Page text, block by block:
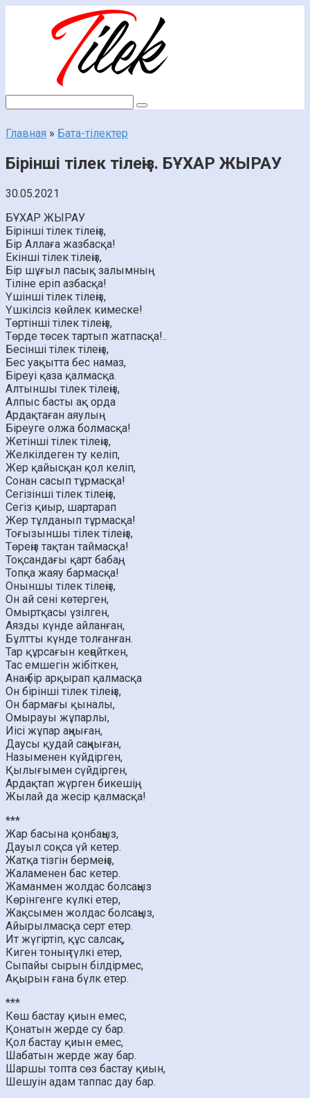
Главная » Бата-тілектер
Бірінші тілек тілеңіз. БҰХАР ЖЫРАУ
30.05.2021
БҰХАР ЖЫРАУ
Бірінші тілек тілеңіз,
Бір Аллаға жазбасқа!
Екінші тілек тілеңіз,
Бір шұғыл пасық залымның
Тіліне еріп азбасқа!
Үшінші тілек тілеңіз,
Үшкілсіз көйлек кимеске!
Төртінші тілек тілеңіз,
Төрде төсек тартып жатпасқа!..
Бесінші тілек тілеңіз,
Бес уақытта бес намаз,
Біреуі қаза қалмасқа.
Алтыншы тілек тілеңіз,
Алпыс басты ақ орда
Ардақтаған аяулың
Біреуге олжа болмасқа!
Жетінші тілек тілеңіз,
Желкілдеген ту келіп,
Жер қайысқан қол келіп,
Сонан сасып тұрмасқа!
Сегізінші тілек тілеңіз,
Сегіз қиыр, шартарап
Жер тұлданып тұрмасқа!
Тоғызыншы тілек тілеңіз,
Төреңіз тақтан таймасқа!
Тоқсандағы қарт бабаң,
Топқа жаяу бармасқа!
Оныншы тілек тілеңіз,
Он ай сені көтерген,
Омыртқасы үзілген,
Аязды күнде айланған,
Бұлтты күнде толғанған.
Тар құрсағын кеңейткен,
Тас емшегін жібіткен,
Анаң бір арқырап қалмасқа
Он бірінші тілек тілеңіз,
Он бармағы қыналы,
Омырауы жұпарлы,
Иісі жұпар аңқыған,
Даусы қудай саңқыған,
Назыменен күйдірген,
Қылығымен сүйдірген,
Ардақтап жүрген бикешің,
Жылай да жесір қалмасқа!
***
Жар басына қонбаңыз,
Дауыл соқса үй кетер.
Жатқа тізгін бермеңіз,
Жаламенен бас кетер.
Жаманмен жолдас болсаңыз
Көрінгенге күлкі етер,
Жақсымен жолдас болсаңыз,
Айырылмасқа серт етер.
Ит жүгіртіп, құс салсақ,
Киген тоның түлкі етер,
Сыпайы сырын білдірмес,
Ақырын ғана бүлк етер.
***
Көш бастау қиын емес,
Қонатын жерде су бар.
Қол бастау қиын емес,
Шабатын жерде жау бар.
Шаршы топта сөз бастау қиын,
Шешуін адам таппас дау бар.